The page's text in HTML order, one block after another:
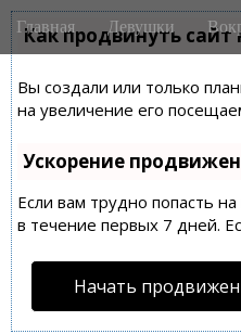
Как продвинуть сайт
Вы создали или только
на увеличение его
Ускорение
Если вам трудно попасть
в течение первых 7 дней.
Начать
M
a
n
m
e
n
u
i
Главная Девушки